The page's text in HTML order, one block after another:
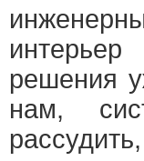
решения
нам,